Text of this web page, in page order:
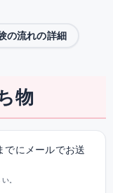
の流れの詳細
物
でにメールでお送
。